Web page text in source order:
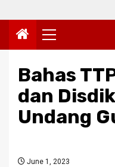
Primary
Menu
Bahas
dan
Undang
June 1, 2023